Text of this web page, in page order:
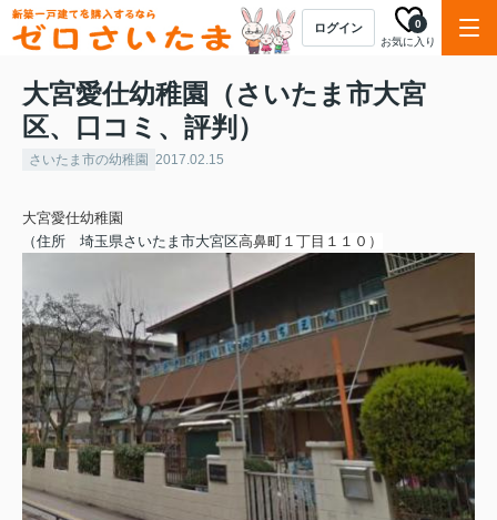
ログイン
お気に入り
0
大宮愛仕幼稚園（さいたま市大宮
区、口コミ、評判）
さいたま市の幼稚園 2017.02.15
大宮愛仕幼稚園
（住所 埼玉県さいたま市大宮区高鼻町１丁目１１０ ）